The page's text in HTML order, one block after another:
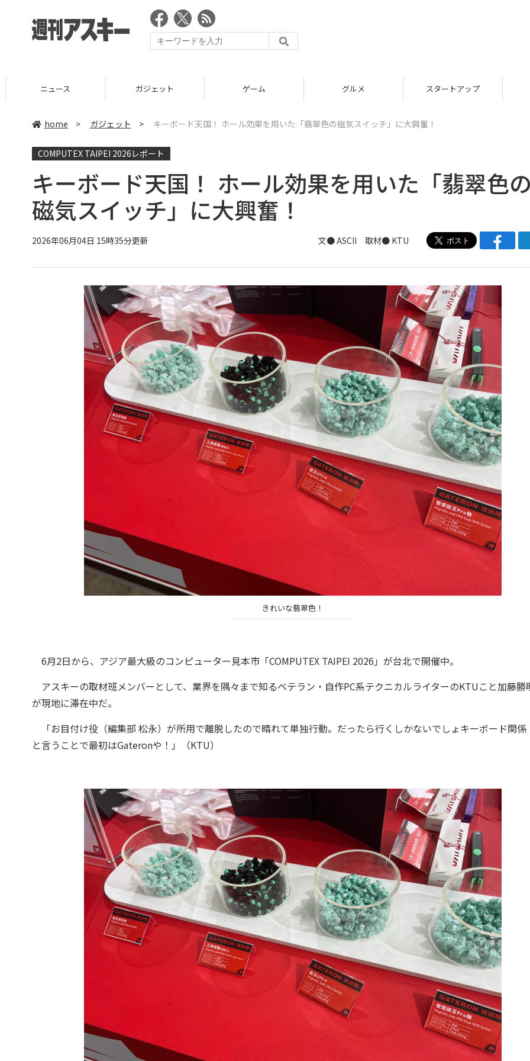
ニュース ガジェット ゲーム グルメ スタートアップ
home > ガジェット > キーボード天国！ ホール効果を用いた「翡翠色の磁気スイッチ」に大興奮！
COMPUTEX TAIPEI 2026レポート
キーボード天国！ ホール効果を用いた「翡翠色の
磁気スイッチ」に大興奮！
2026年06月04日 15時35分更新 文● ASCII 取材● KTU
きれいな翡翠色！
6月2日から、アジア最大級のコンピューター見本市「COMPUTEX TAIPEI 2026」が台北で開催中。
アスキーの取材班メンバーとして、業界を隅々まで知るベテラン・自作PC系テクニカルライターのKTUこと加藤勝
が現地に滞在中だ。
「お目付け役（編集部 松永）が所用で離脱したので晴れて単独行動。だったら行くしかないでしょキーボード関
と言うことで最初はGateronや！」（KTU）